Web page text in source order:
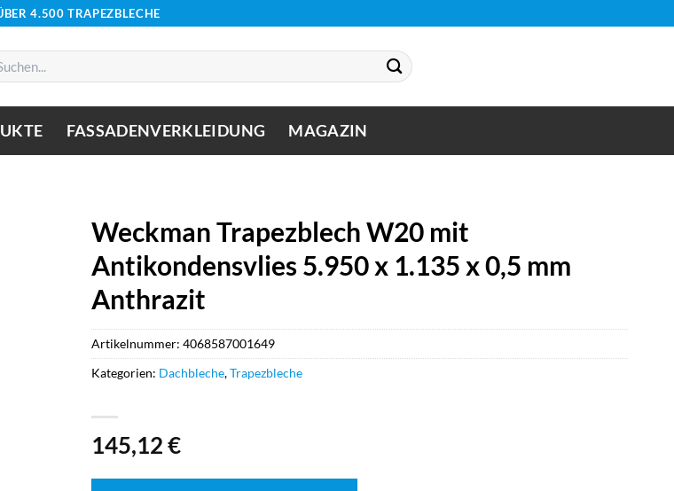
4.500 TRAPEZBLECHE
FASSADENVERKLEIDUNG MAGAZIN
Weckman Trapezblech W20 mit
Antikondensvlies 5.950 x 1.135 x 0,5 mm
Anthrazit
145,12€
Artikelnummer: 4068587001649
Kategorien: Dachbleche,Trapezbleche